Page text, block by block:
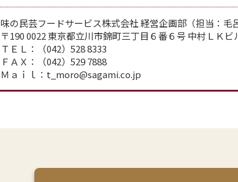
味の民芸フードサービス株式会社 経営企画部（担当：毛呂
〒190 0022 東京都立川市錦町三丁目６番６号 中村ＬＫビ
ＴＥＬ：（042）528 8333
ＦＡＸ：（042）529 7888
Ｍａｉｌ：t_moro@sagami.co.jp